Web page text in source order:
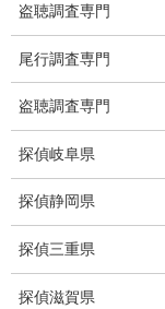
ストーカー調査
待ち伏せ
集団ストーカー
GPS発見調査
盗聴調査専門
尾行調査専門
盗聴調査専門
探偵岐阜県
探偵静岡県
探偵三重県
探偵滋賀県